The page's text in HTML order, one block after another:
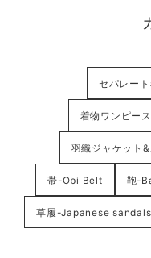
セパレー
着物ワンピー
羽織ジャケット
帯-Obi Belt 鞄-
草履-Japanese sandals